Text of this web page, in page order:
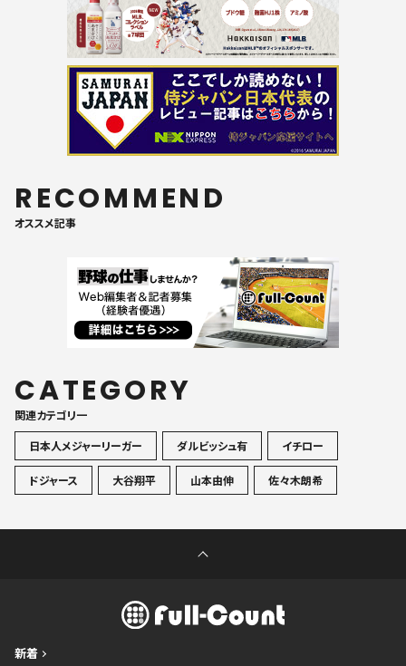
RECOMMEND
オススメ記事
CATEGORY
関連カテゴリ一
日本人メジャーリーガー
ダルビッシュ有 イチロー
ドジャース 大谷翔平 山本由伸 佐々木朗希
新着